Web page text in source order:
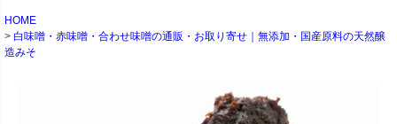
HOME
白味噌・赤味噌・合わせ味噌の通販・お取り寄せ｜無添加・国産原料の天然醸
造みそ